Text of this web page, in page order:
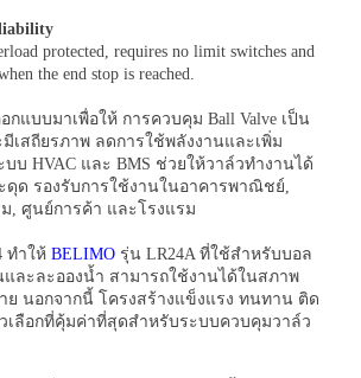
protected, requires no limit switches and
the end stop is reached.
กแบบมาเพื่อให้ การควบคุม Ball Valve เป็น
เสถียรภาพ ลดการใช้พลังงานและเพิ่ม
บ HVAC และ BMS ช่วยให้วาล์วทำงานได้
ดุด รองรับการใช้งานในอาคารพาณิชย์,
, ศูนย์การค้า และโรงแรม
ทำให้ BELIMO รุ่น LR24A ที่ใช้สำหรับบอล
ละละอองน้ำ สามารถใช้งานได้ในสภาพ
ย นอกจากนี้ โครงสร้างแข็งแรง ทนทาน ติด
เลือกที่คุ้มค่าที่สุดสำหรับระบบควบคุมวาล์ว